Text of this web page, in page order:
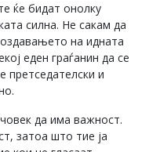
ќе бидат онолку
силна. Не сакам да
на идната
еден граѓанин да се
претседателски и
да има важност.
затоа што тие ја